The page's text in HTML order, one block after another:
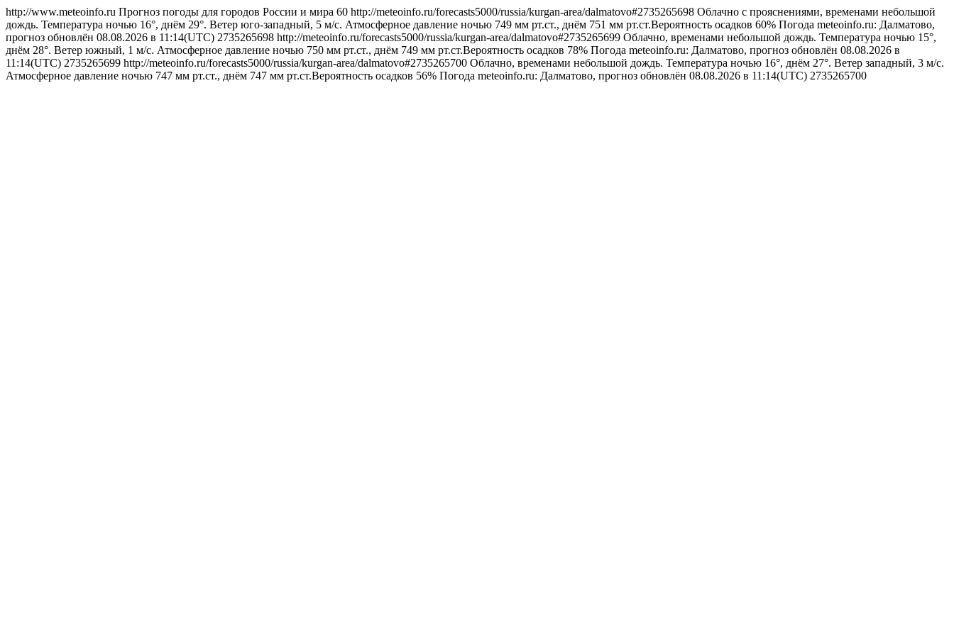
http://www.meteoinfo.ru Прогноз погоды для городов России и мира 60 http://meteoinfo.ru/forecasts5000/russia/kurgan-area/dalmatovo#2735265698 Облачно с прояснениями, временами небольшой
дождь. Температура ночью 16°, днём 29°. Ветер юго-западный, 5 м/с. Атмосферное давление ночью 749 мм рт.ст., днём 751 мм рт.ст.Вероятность осадков 60% Погода meteoinfo.ru: Далматово,
прогноз обновлён 08.08.2026 в 11:14(UTC) 2735265698 http://meteoinfo.ru/forecasts5000/russia/kurgan-area/dalmatovo#2735265699 Облачно, временами небольшой дождь. Температура ночью 15°,
днём 28°. Ветер южный, 1 м/с. Атмосферное давление ночью 750 мм рт.ст., днём 749 мм рт.ст.Вероятность осадков 78% Погода meteoinfo.ru: Далматово, прогноз обновлён 08.08.2026 в
11:14(UTC) 2735265699 http://meteoinfo.ru/forecasts5000/russia/kurgan-area/dalmatovo#2735265700 Облачно, временами небольшой дождь. Температура ночью 16°, днём 27°. Ветер западный, 3 м/с.
Атмосферное давление ночью 747 мм рт.ст., днём 747 мм рт.ст.Вероятность осадков 56% Погода meteoinfo.ru: Далматово, прогноз обновлён 08.08.2026 в 11:14(UTC) 2735265700